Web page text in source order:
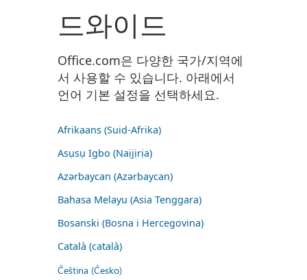
드와이드
Office.com은 다양한 국가/지역에
서 사용할 수 있습니다. 아래에서
언어 기본 설정을 선택하세요.
Afrikaans (Suid-Afrika)
Asụsụ Igbo (Naịjịrịa)
Azərbaycan (Azərbaycan)
Bahasa Melayu (Asia Tenggara)
Bosanski (Bosna i Hercegovina)
Català (català)
Čeština (Česko)